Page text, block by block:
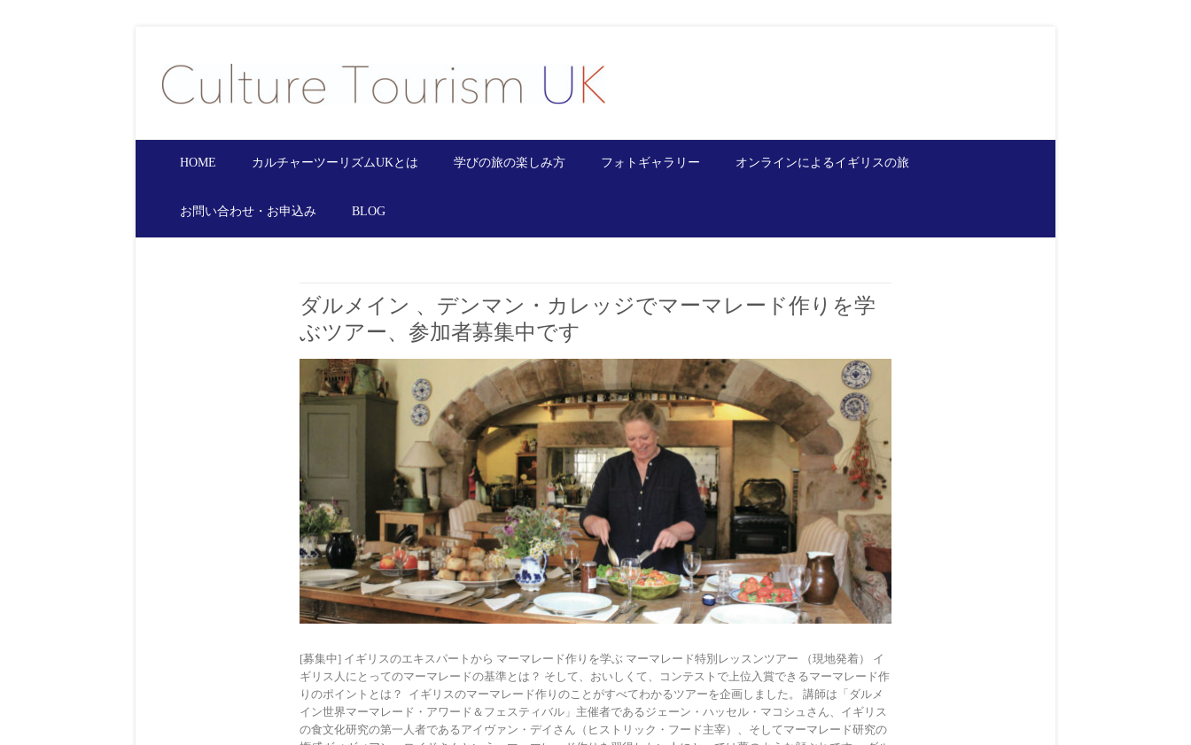
HOME カルチャーツーリズムUKとは 学びの旅の楽しみ方 フォトギャラリー オンラインによるイギリスの旅
お問い合わせ・お申込み BLOG
ダルメイン 、デンマン・カレッジでマーマレード作りを学
ぶツアー、参加者募集中です
[募集中] イギリスのエキスパートから マーマレード作りを学ぶ マーマレード特別レッスンツアー （現地発着） イ
ギリス人にとってのマーマレードの基準とは？ そして、おいしくて、コンテストで上位入賞できるマーマレード作
りのポイントとは？ イギリスのマーマレード作りのことがすべてわかるツアーを企画しました。 講師は「ダルメ
イン世界マーマレード・アワード＆フェスティバル」主催者であるジェーン・ハッセル・マコシュさん、イギリス
の食文化研究の第一人者であるアイヴァン・デイさん（ヒストリック・フード主宰）、そしてマーマレード研究の